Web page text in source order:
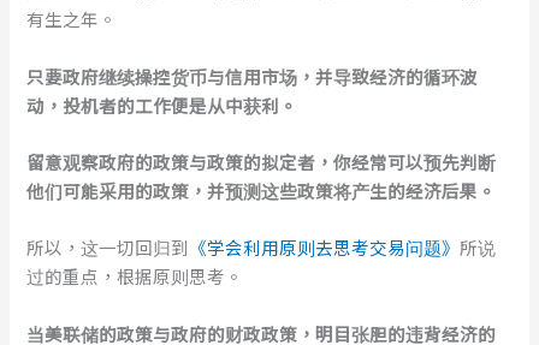
有生之年。
只要政府继续操控货币与信用市场，并导致经济的循环波
动，投机者的工作便是从中获利。
留意观察政府的政策与政策的拟定者，你经常可以预先判断
他们可能采用的政策，并预测这些政策将产生的经济后果。
所以，这一切回归到 《学会利用原则去思考交易问题》所说
过的重点，根据原则思考。
当美联储的政策与政府的财政政策，明目张胆的违背经济的